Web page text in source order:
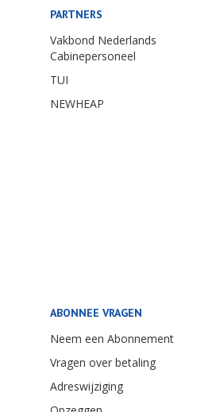
PARTNERS
Vakbond Nederlands
Cabinepersoneel
TUI
NEWHEAP
ABONNEE VRAGEN
Neem een Abonnement
Vragen over betaling
Adreswijziging